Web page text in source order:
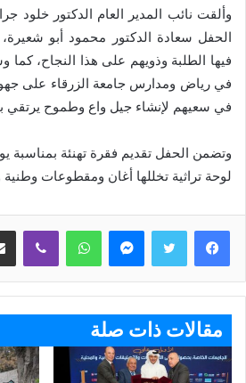
وألقت نائب المدير العام الدكتور خلود
الحفل سعادة الدكتور محمود أبو
فيها الطلبة وذويهم على هذا النجاح، كما
في رياض ومدارس جامعة الزرقاء على
في سعيهم لإنشاء جيل واع وطموح يرتقي
وتضمن الحفل تقديم فقرة تهنئة بمناسبة
لوحة تراثية تخللها أغان ومقطوعات
ماسنجر واتساب ڤايبر
مقالات ذات صلة